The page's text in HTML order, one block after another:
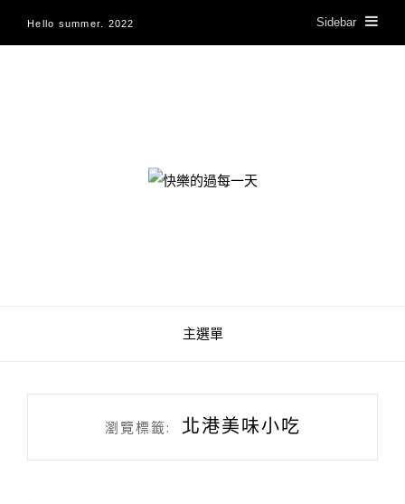
Hello summer. 2022 Sidebar
快樂的過每一天
主選單
瀏覽標籤: 北港美味小吃